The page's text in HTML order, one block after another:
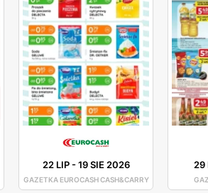
22 LIP-19 SIE 2026
GAZETKA EUROCASH CASH&CARRY
29